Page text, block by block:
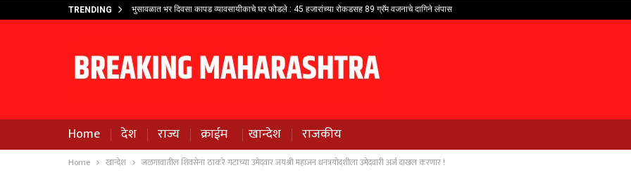
TRENDING भुसावळात भर दिवसा कापड व्यावसायीकाचे घर फोडले : 45 हजारांच्या रोकडसह 89 ग्रॅम वजनाचे दागिने लंपास
Home देश राज्य क्राईम खान्देश राजकीय
Home खान्देश जळगावातील शिवसेना ठाकरे गटाच्या उमेदवार जयश्री महाजन धनत्रयोदशीला उमेदवारी अर्ज दाखल करणार !